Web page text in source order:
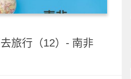
旅行（12）- 南非